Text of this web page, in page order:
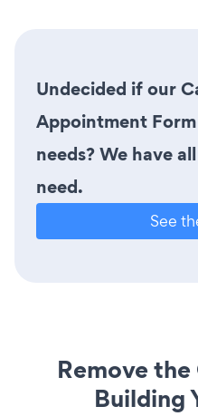
Undecided if our
Appointment
needs? We have
need.
See
Remove
Building